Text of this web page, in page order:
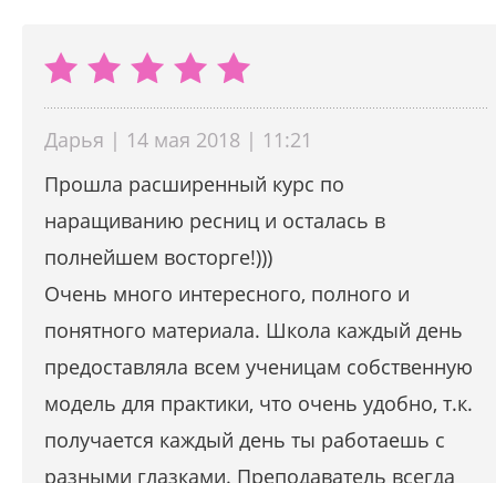
Дарья | 14 мая 2018 | 11:21
Прошла расширенный курс по
наращиванию ресниц и осталась в
полнейшем восторге!)))
Очень много интересного, полного и
понятного материала. Школа каждый день
предоставляла всем ученицам собственную
модель для практики, что очень удобно, т.к.
получается каждый день ты работаешь с
разными глазками. Преподаватель всегда